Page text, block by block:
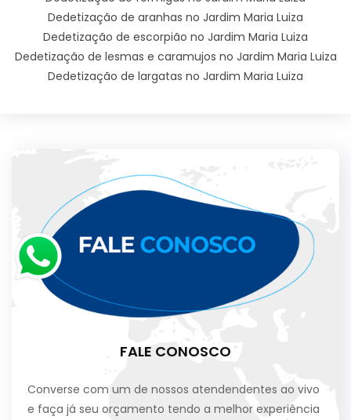
Dedetização de aranhas no Jardim Maria Luiza
Dedetização de escorpião no Jardim Maria Luiza
Dedetização de lesmas e caramujos no Jardim Maria Luiza
Dedetização de largatas no Jardim Maria Luiza
FALE CONOSCO
Converse com um de nossos atendendentes ao vivo
e faça já seu orçamento tendo a melhor experiência